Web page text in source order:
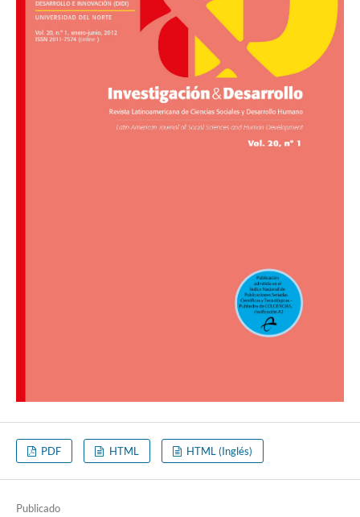
PDF HTML HTML (Inglés)
Publicado